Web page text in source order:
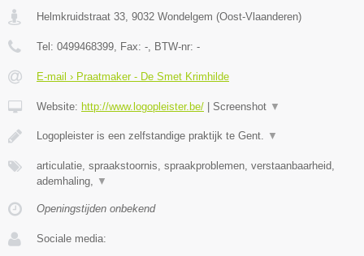
Helmkruidstraat 33 9032 Wondelgem (Oost-Vlaanderen)
Tel: 0499468399 , Fax: - , BTW-nr: -
E-mail › Praatmaker - De Smet Krimhilde
Website: http://www.logopleister.be/ | Screenshot ▼
Logopleister is een zelfstandige praktijk te Gent. ▼
articulatie, spraakstoornis, spraakproblemen, verstaanbaarheid,
ademhaling,
▼
Openingstijden onbekend
Sociale media: